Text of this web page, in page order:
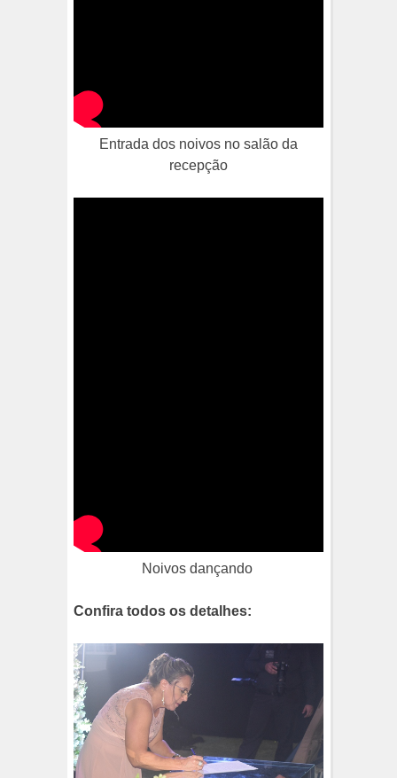
Entrada dos noivos no salão da
recepção
Noivos dançando
Confira todos os detalhes: